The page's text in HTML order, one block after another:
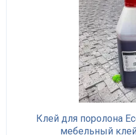
Клей для поролона
мебельный